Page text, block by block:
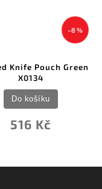
–8 %
Knife Pouch Green
X0134
516 Kč
Do košíku